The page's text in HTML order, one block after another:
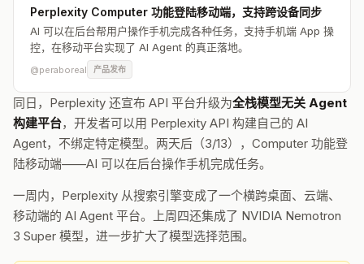
Perplexity Computer 功能登陆移动端，支持跨设备同步
AI 可以在后台帮用户操作手机完成各种任务，支持手机端 App 操
控，在移动平台实现了 AI Agent 的真正落地。
@peraboreal 产品发布
同日，Perplexity 还宣布 API 平台升级为全栈模型无关 Agent
构建平台，开发者可以用 Perplexity API 构建自己的 AI
Agent，不绑定特定模型。两天后（3/13），Computer 功能登
陆移动端——AI 可以在后台操作手机完成任务。
一周内，Perplexity 从搜索引擎变成了一个横跨桌面、云端、
移动端的 AI Agent 平台。上周四还集成了 NVIDIA Nemotron
3 Super 模型，进一步扩大了模型选择范围。